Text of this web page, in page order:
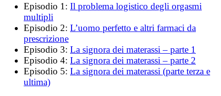
Episodio 1: Il problema logistico degli orgasmi
multipli
Episodio 2: L’uomo perfetto e altri farmaci da
prescrizione
Episodio 3: La signora dei materassi – parte 1
Episodio 4: La signora dei materassi – parte 2
Episodio 5: La signora dei materassi (parte terza e
ultima)